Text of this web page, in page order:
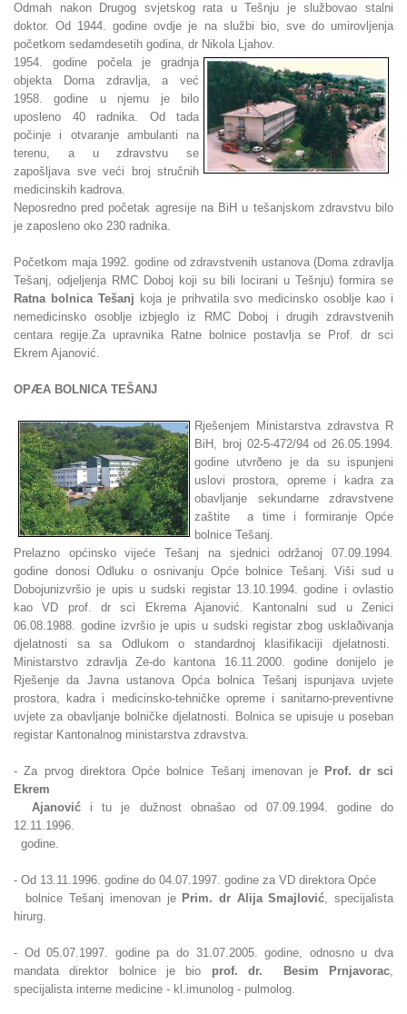
Odmah nakon Drugog svjetskog rata u Tešnju je službovao stalni
doktor. Od 1944. godine ovdje je na službi bio, sve do umirovljenja
početkom sedamdesetih godina, dr Nikola Ljahov.
1954. godine počela je gradnja
objekta Doma zdravlja, a već
1958. godine u njemu je bilo
uposleno 40 radnika. Od tada
počinje i otvaranje ambulanti na
terenu, a u zdravstvu se
zapošljava sve veći broj stručnih
medicinskih kadrova.
Neposredno pred početak agresije na BiH u tešanjskom zdravstvu bilo
je zaposleno oko 230 radnika.
Početkom maja 1992. godine od zdravstvenih ustanova (Doma zdravlja
Tešanj, odjeljenja RMC Doboj koji su bili locirani u Tešnju) formira se
Ratna bolnica Tešanj koja je prihvatila svo medicinsko osoblje kao i
nemedicinsko osoblje izbjeglo iz RMC Doboj i drugih zdravstvenih
centara regije.Za upravnika Ratne bolnice postavlja se Prof. dr sci
Ekrem Ajanović.
OPÆA BOLNICA TEŠANJ
Rješenjem Ministarstva zdravstva R
BiH, broj 02-5-472/94 od 26.05.1994.
godine utvrðeno je da su ispunjeni
uslovi prostora, opreme i kadra za
obavljanje sekundarne zdravstvene
zaštite a time i formiranje Opće
bolnice Tešanj.
Prelazno općinsko vijeće Tešanj na sjednici održanoj 07.09.1994.
godine donosi Odluku o osnivanju Opće bolnice Tešanj. Viši sud u
Dobojunizvršio je upis u sudski registar 13.10.1994. godine i ovlastio
kao VD prof. dr sci Ekrema Ajanović. Kantonalni sud u Zenici
06.08.1988. godine izvršio je upis u sudski registar zbog usklaðivanja
djelatnosti sa sa Odlukom o standardnoj klasifikaciji djelatnosti.
Ministarstvo zdravlja Ze-do kantona 16.11.2000. godine donijelo je
Rješenje da Javna ustanova Opća bolnica Tešanj ispunjava uvjete
prostora, kadra i medicinsko-tehničke opreme i sanitarno-preventivne
uvjete za obavljanje bolničke djelatnosti. Bolnica se upisuje u poseban
registar Kantonalnog ministarstva zdravstva.
- Za prvog direktora Opće bolnice Tešanj imenovan je Prof. dr sci
Ekrem
Ajanović i tu je dužnost obnašao od 07.09.1994. godine do
12.11.1996.
godine.
- Od 13.11.1996. godine do 04.07.1997. godine za VD direktora Opće
bolnice Tešanj imenovan je Prim. dr Alija Smajlović, specijalista
hirurg.
- Od 05.07.1997. godine pa do 31.07.2005. godine, odnosno u dva
mandatadirektor bolnice je bio prof. dr. Besim Prnjavorac,
specijalista interne medicine - kl.imunolog - pulmolog.